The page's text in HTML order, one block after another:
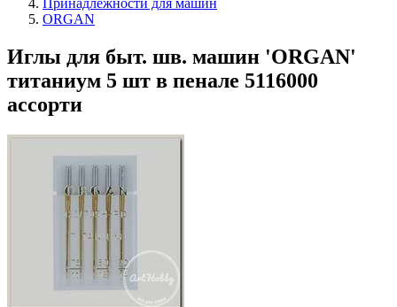
ORGAN
Иглы для быт. шв. машин 'ORGAN'
титаниум 5 шт в пенале 5116000
ассорти